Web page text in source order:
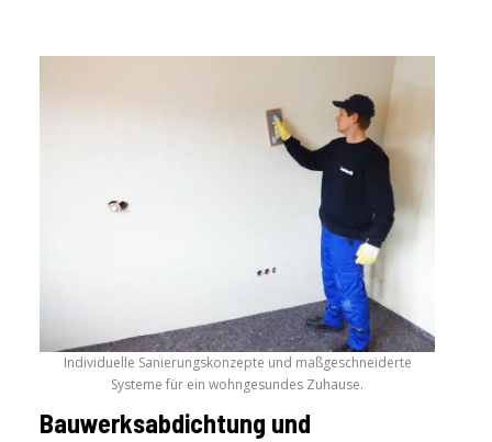
Individuelle Sanierungskonzepte und maßgeschneiderte
Systeme für ein wohngesundes Zuhause.
Bauwerksabdichtung und